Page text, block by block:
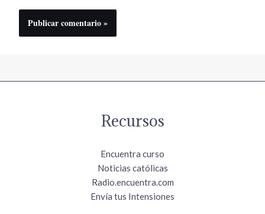
Recursos
Encuentra curso
Noticias católicas
Radio.encuentra.com
Envía tus Intensiones